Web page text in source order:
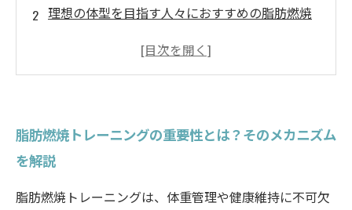
理想の体型を目指す人々におすすめの脂肪燃焼
自宅でできる簡単エクササイズ、脂肪を燃やす
正しい知識で脂肪燃焼を加速させる方法
健康的な体を手に入れるための最初の一歩を踏
み出そう
脂肪燃焼トレーニングの重要性とは？そのメカニズム
を解説
脂肪燃焼トレーニングは、体重管理や健康維持に不可欠